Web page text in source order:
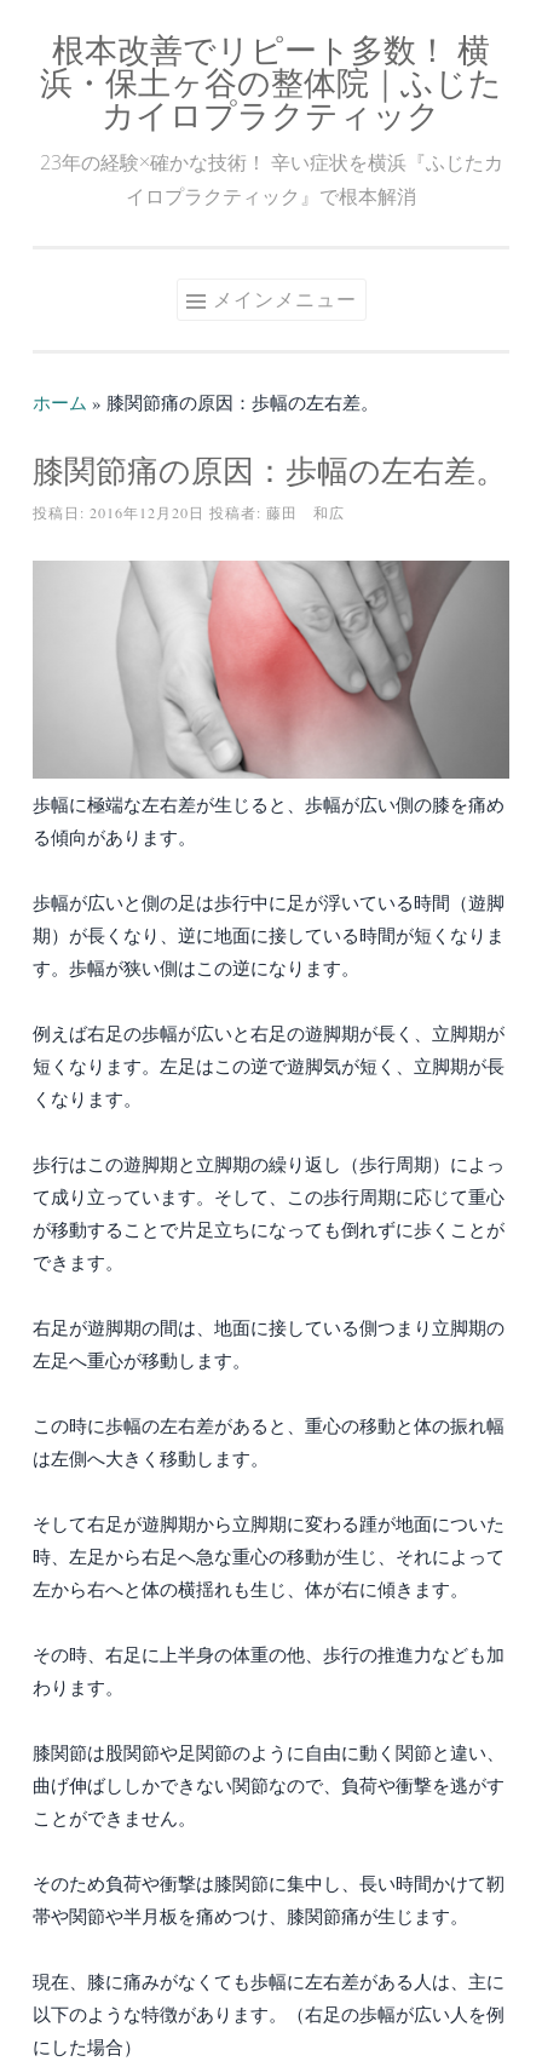
ン
根本改善でリピート多数！ 横
浜・保土ヶ谷の整体院｜ふじた
カイロプラクティック
23年の経験×確かな技術！ 辛い症状を横浜『ふじたカ
イロプラクティック』で根本解消
メインメニュー
ホーム » 膝関節痛の原因：歩幅の左右差。
膝関節痛の原因：歩幅の左右差。
投稿日: 2016年12月20日 投稿者: 藤田 和広
歩幅に極端な左右差が生じると、歩幅が広い側の膝を痛め
る傾向があります。
歩幅が広いと側の足は歩行中に足が浮いている時間（遊脚
期）が長くなり、逆に地面に接している時間が短くなりま
す。歩幅が狭い側はこの逆になります。
例えば右足の歩幅が広いと右足の遊脚期が長く、立脚期が
短くなります。左足はこの逆で遊脚気が短く、立脚期が長
くなります。
歩行はこの遊脚期と立脚期の繰り返し（歩行周期）によっ
て成り立っています。そして、この歩行周期に応じて重心
が移動することで片足立ちになっても倒れずに歩くことが
できます。
右足が遊脚期の間は、地面に接している側つまり立脚期の
左足へ重心が移動します。
この時に歩幅の左右差があると、重心の移動と体の振れ幅
は左側へ大きく移動します。
そして右足が遊脚期から立脚期に変わる踵が地面についた
時、左足から右足へ急な重心の移動が生じ、それによって
左から右へと体の横揺れも生じ、体が右に傾きます。
その時、右足に上半身の体重の他、歩行の推進力なども加
わります。
膝関節は股関節や足関節のように自由に動く関節と違い、
曲げ伸ばししかできない関節なので、負荷や衝撃を逃がす
ことができません。
そのため負荷や衝撃は膝関節に集中し、長い時間かけて靭
帯や関節や半月板を痛めつけ、膝関節痛が生じます。
現在、膝に痛みがなくても歩幅に左右差がある人は、主に
以下のような特徴があります。（右足の歩幅が広い人を例
にした場合）